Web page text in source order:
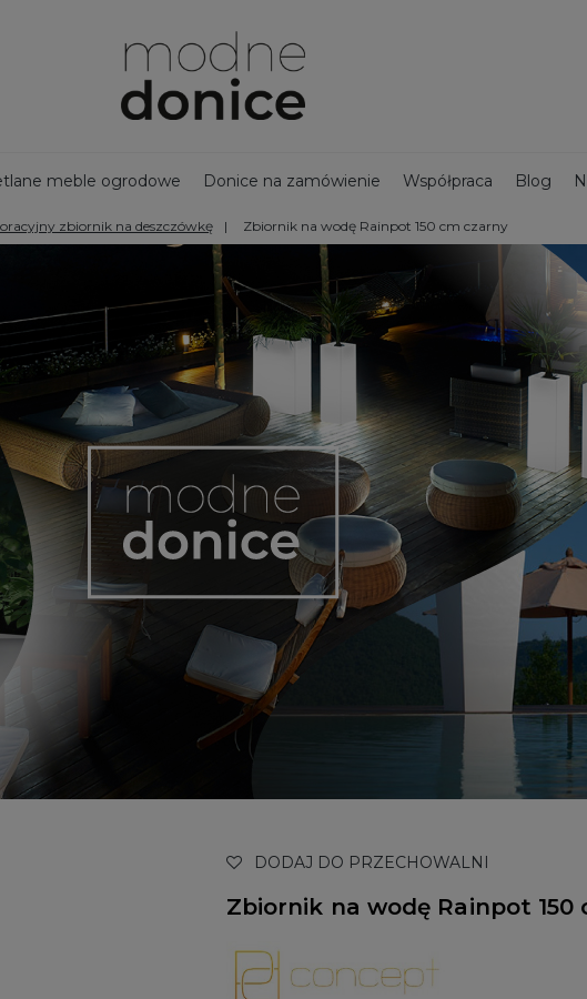
meble ogrodowe Donice na zamówienie Współpraca Blog
na deszczówkę Bestsellery - Donice ogrodowe Donice ze stali
Ozdoby ogrodowe Duże donice Nowości Donice podświetlane
zbiornik na deszczówkę Zbiornik na wodę Rainpot 150 cm czarny
DODAJ DO PRZECHOWALNI
Zbiornik na wodę Rainpot 150